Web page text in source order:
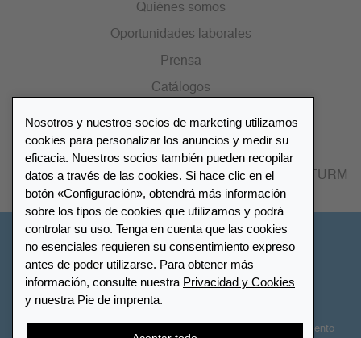
Quiénes somos
Oportunidades laborales
Prensa
Catálogos
Lista de distribuidores
Encuentre su distribuidor más cercano LEUCHTTURM
Nosotros y nuestros socios de marketing utilizamos
cookies para personalizar los anuncios y medir su
eficacia. Nuestros socios también pueden recopilar
datos a través de las cookies. Si hace clic en el
botón «Configuración», obtendrá más información
sobre los tipos de cookies que utilizamos y podrá
controlar su uso. Tenga en cuenta que las cookies
no esenciales requieren su consentimiento expreso
antes de poder utilizarse. Para obtener más
información, consulte nuestra Privacidad y Cookies
y nuestra Pie de imprenta.
Configuración de cookies Privacidad y Cookies
Declaración de accesibilidad
Derecho de desistimiento